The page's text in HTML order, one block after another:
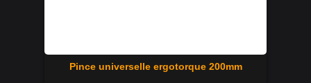
Pince universelle ergotorque 200mm